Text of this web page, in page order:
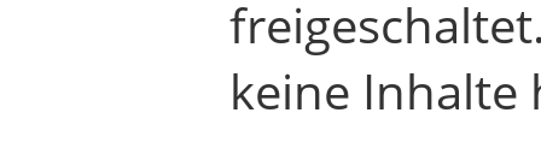
keine Inhalte